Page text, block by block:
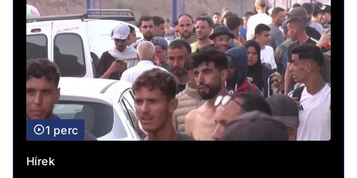
1 perc
Hírek